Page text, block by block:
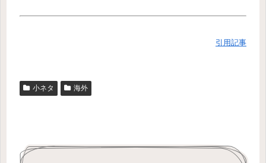
引用記事
小ネタ 海外